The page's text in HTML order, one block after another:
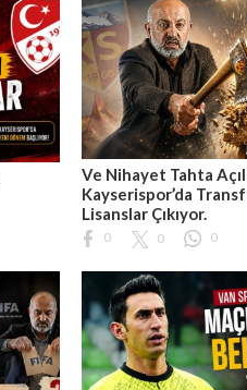
Ve Nihayet Tahta
Kayserispor’da
Lisanslar Çıkıyor.
0 0 0